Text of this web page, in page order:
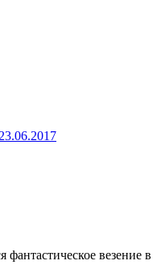
фантастическое везение